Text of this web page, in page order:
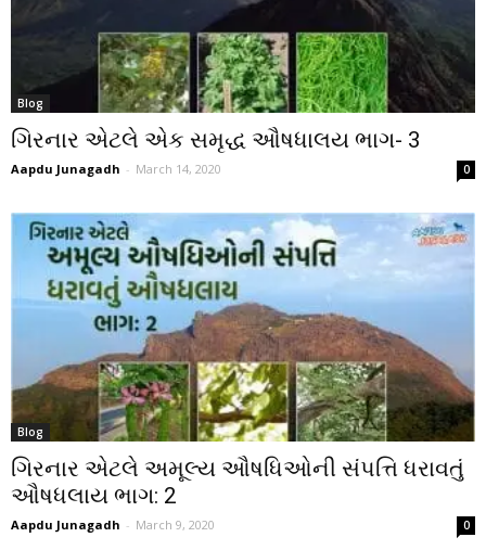
Blog
ગિરનાર એટલે એક સમૃદ્ધ ઔષધાલય ભાગ- 3
Aapdu Junagadh - March 14, 2020 0
Blog
ગિરનાર એટલે અમૂલ્ય ઔષધિઓની સંપત્તિ ધરાવતું
ઔષધલાય ભાગ: 2
Aapdu Junagadh - March 9, 2020 0